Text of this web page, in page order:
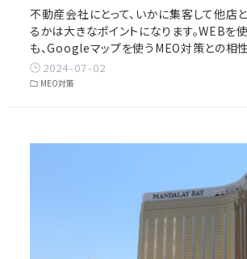
不動産会社にとって、いかに集客して他店
るかは大きなポイントになります。WEBを
も、Googleマップを使うMEO対策との相
2024-07-02
MEO対策